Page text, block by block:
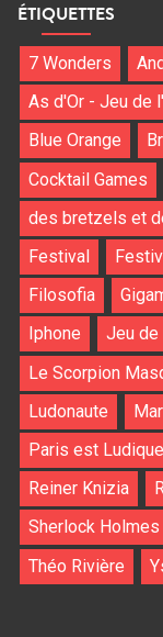
ÉTIQUETTES
7 Wonders
As d'Or - Jeu de
Blue Orange
Cocktail Games
des bretzels et
Festival
Filosofia
Iphone
Jeu de
Le Scorpion
Ludonaute
Paris est Ludique
Reiner Knizia
Sherlock
Théo Rivière